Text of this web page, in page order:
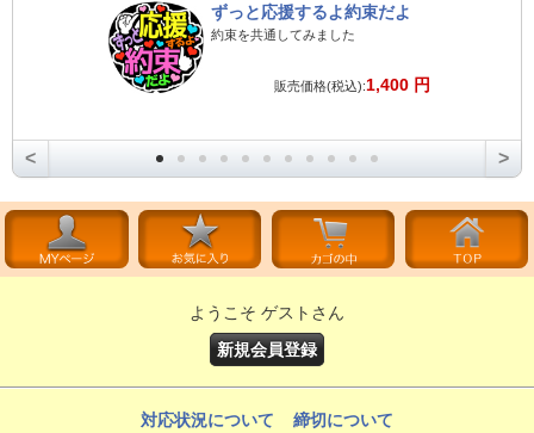
ずっと応援するよ約束だよ
約束を共通してみました
販売価格(税込):1,400 円
< >
ようこそ ゲストさん
新規会員登録
対応状況について 締切について